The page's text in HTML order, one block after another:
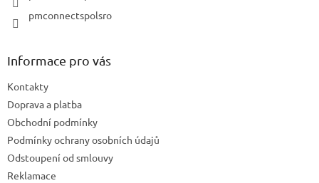
pmconnectspolsro
Informace pro vás
Kontakty
Doprava a platba
Obchodní podmínky
Podmínky ochrany osobních údajů
Odstoupení od smlouvy
Reklamace